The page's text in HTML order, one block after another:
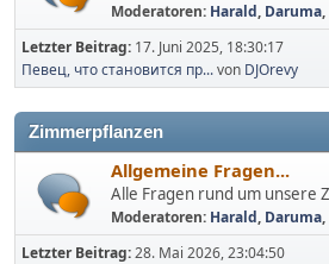
Moderatoren: Harald, Daruma,
Letzter Beitrag: 17. Juni 2025, 18:30:17
Певец, что становится пр...von DJOrevy
Zimmerpflanzen
Allgemeine Fragen...
Alle Fragen rund um unsere
Moderatoren: Harald, Daruma,
Letzter Beitrag:28. Mai 2026, 23:04:50